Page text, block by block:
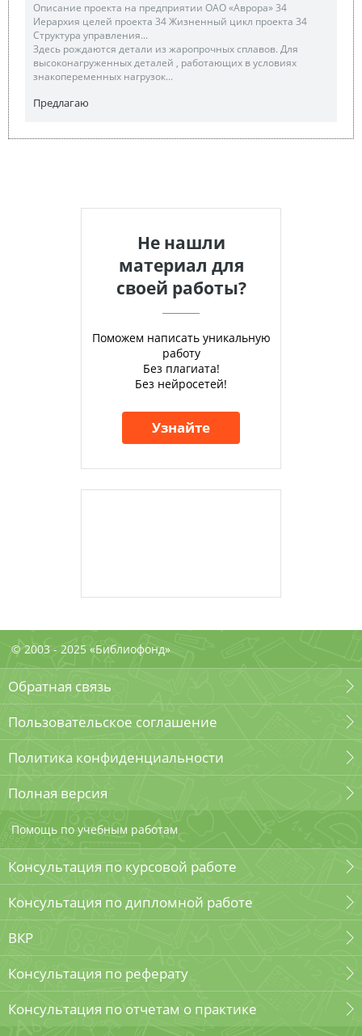
Описание проекта на предприятии ОАО «Аврора» 34
Иерархия целей проекта 34 Жизненный цикл проекта 34
Структура управления...
Здесь рождаются детали из жаропрочных сплавов. Для
высоконагруженных деталей , работающих в условиях
знакопеременных нагрузок...
Предлагаю
Не нашли
материал для
своей работы?
Поможем написать уникальную
работу
Без плагиата!
Без нейросетей!
Узнайте
© 2003 - 2025 «Библиофонд»
Обратная связь
Пользовательское соглашение
Политика конфиденциальности
Полная версия
Помощь по учебным работам
Консультация по курсовой работе
Консультация по дипломной работе
ВКР
Консультация по реферату
Консультация по отчетам о практике